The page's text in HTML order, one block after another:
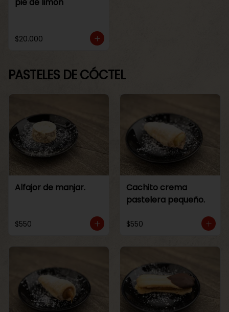
$20.000
PASTELES DE CÓCTEL
Alfajor de manjar.
$550
Cachito crema
pastelera pequeño.
$550